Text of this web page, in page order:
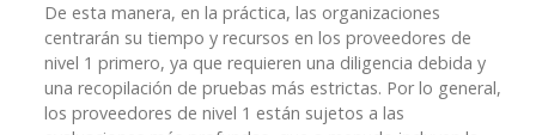
De esta manera, en la práctica, las organizaciones
centrarán su tiempo y recursos en los proveedores de
nivel 1 primero, ya que requieren una diligencia debida y
una recopilación de pruebas más estrictas. Por lo general,
los proveedores de nivel 1 están sujetos a las